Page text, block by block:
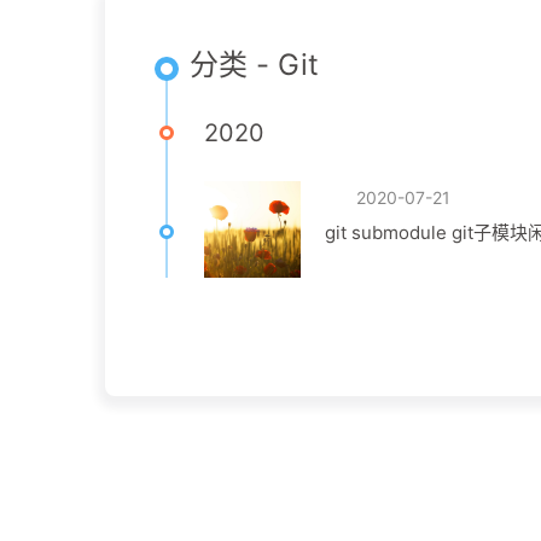
分类 - Git
2020
2020-07-21
git submodule git子模块